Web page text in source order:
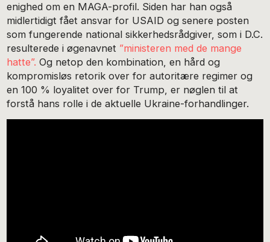
enighed om en MAGA-profil. Siden har han også
midlertidigt fået ansvar for USAID og senere posten
som fungerende national sikkerhedsrådgiver, som i D.C.
resulterede i øgenavnet ”ministeren med de mange
hatte”. Og netop den kombination, en hård og
kompromisløs retorik over for autoritære regimer og
en 100 % loyalitet over for Trump, er nøglen til at
forstå hans rolle i de aktuelle Ukraine-forhandlinger.